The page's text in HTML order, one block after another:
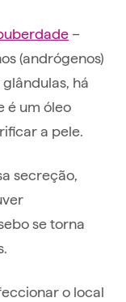
–
(andrógenos)
há
é um óleo
a pele.
secreção,
se torna
o local